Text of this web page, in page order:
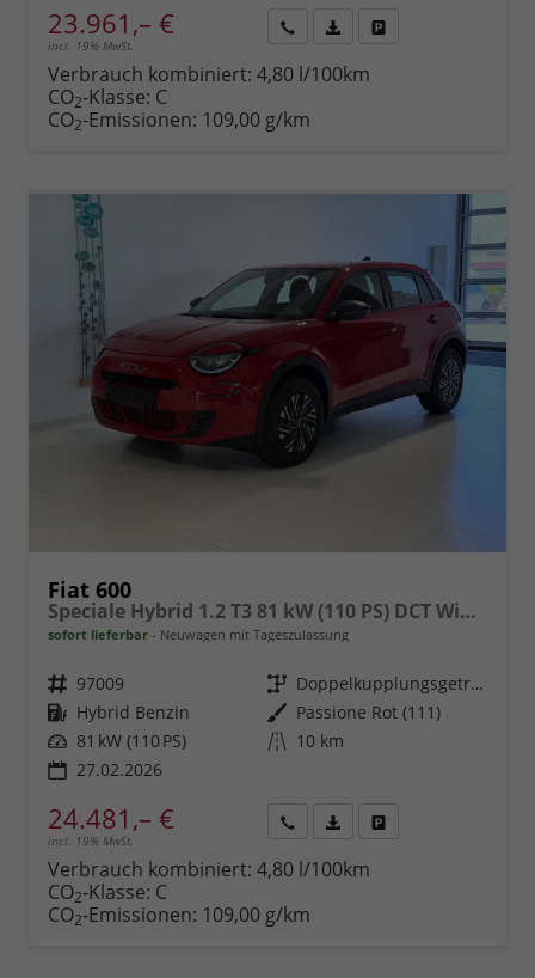
23.961,– €
incl. 19% MwSt.
anfordern
Datei,
Verbrauch kombiniert: 4,80 l/100km
CO2-Klasse: C
CO2-Emissionen: 109,00 g/km
Fiat 600
Speciale Hybrid 1.2 T3 81 kW (110 PS) DCT Winter-Paket, Klimaautomatik, Radio, DAB, Android Auto, Apple CarPlay, Navigationssystem, Bluetooth, LED-Scheinwerfer, Induktionsladen für Smartphones, Rückfahrkamera, Keyless GO, uvm.
sofort lieferbar Neuwagen mit Tageszulassung
Fahrzeugnr. 97009 Getriebe
Doppelkupplungsgetriebe (DSG)
Kraftstoff Hybrid Benzin Außenfarbe Passione Rot (111)
Leistung 81 kW (110 PS) Kilometerstand 10 km
27.02.2026
24.481,– €
incl. 19% MwSt.
anfordern
Datei,
Verbrauch kombiniert: 4,80 l/100km
CO2-Klasse: C
CO2-Emissionen: 109,00 g/km